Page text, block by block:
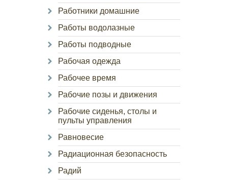
Работники домашние
Работы водолазные
Работы подводные
Рабочая одежда
Рабочее время
Рабочие позы и движения
Рабочие сиденья, столы и
пульты управления
Равновесие
Радиационная безопасность
Радий